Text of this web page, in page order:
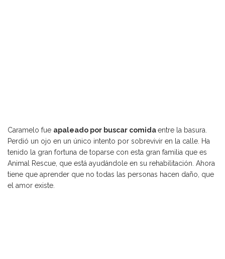
Caramelo fue apaleado por buscar comidaentre la basura.
Perdió un ojo en un único intento por sobrevivir en la calle. Ha
tenido la gran fortuna de toparse con esta gran familia que es
Animal Rescue, que está ayudándole en su rehabilitación. Ahora
tiene que aprender que no todas las personas hacen daño, que
el amor existe.